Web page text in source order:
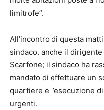
limitrofe”.
All’incontro di questa
sindaco, anche il
Scarfone; il sindaco ha
mandato di effettuare un
quartiere e l’esecuzione
urgenti.